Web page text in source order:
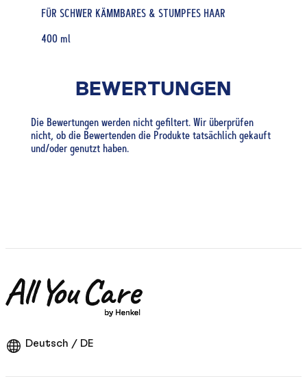
FÜR SCHWER KÄMMBARES & STUMPFES HAAR
400 ml
BEWERTUNGEN
Die Bewertungen werden nicht gefiltert. Wir überprüfen
nicht, ob die Bewertenden die Produkte tatsächlich gekauft
und/oder genutzt haben.
Deutsch / DE